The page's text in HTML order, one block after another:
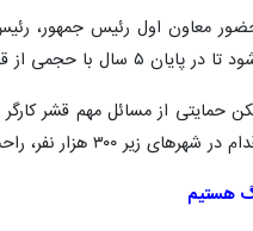
معاون اول رئیس جمهور،
نشده است روبرو نشویم.
از مسائل مهم قشر
هزار نفر، راحت‌تر است.
هستیم